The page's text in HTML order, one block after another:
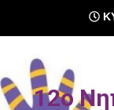
12o